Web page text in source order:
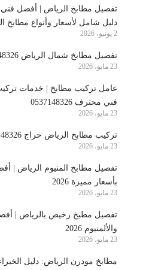
تفصيل مطابخ الرياض | أفضل فني
دليل شامل لأسعار وأنواع مطابخ
2 يونيو، 2026
تفصيل مطابخ شمال الرياض 0537148326
23 مايو، 2026
عامل تركيب مطابخ | خدمات
فني محترف 0537148326
23 مايو، 2026
تركيب مطابخ الرياض حراج 0537148326
23 مايو، 2026
تفصيل مطابخ المنيوم الرياض |
بأسعار مميزة 2026
23 مايو، 2026
تفصيل مطبخ رخيص بالرياض |
والألمنيوم 2026
23 مايو، 2026
مطابخ مودرن الرياض: دليل الخبراء